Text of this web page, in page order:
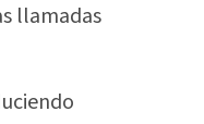
llamadas